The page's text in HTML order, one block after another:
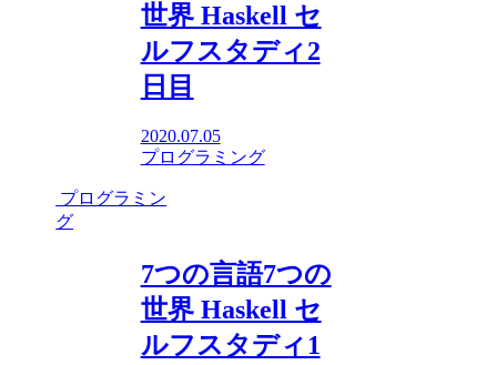
世界 Haskell セ
ルフスタディ2
日目
2020.07.05
プログラミング
プログラミン
グ
7つの言語7つの
世界 Haskell セ
ルフスタディ1